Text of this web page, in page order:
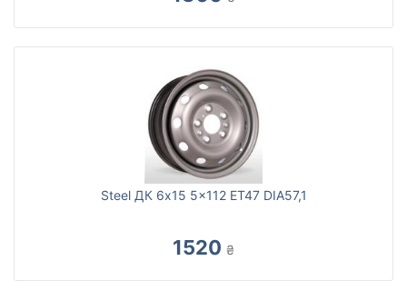
Steel ДК 6x15 5x112 ET47 DIA57,1
1520 ₴